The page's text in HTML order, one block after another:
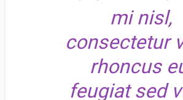
mi nisl,
consectetur
rhoncus
feugiat sed